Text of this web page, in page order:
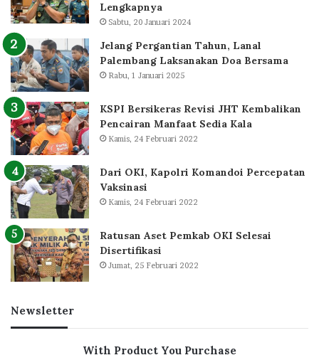
Lengkapnya
Sabtu, 20 Januari 2024
Jelang Pergantian Tahun, Lanal
Palembang Laksanakan Doa Bersama
Rabu, 1 Januari 2025
KSPI Bersikeras Revisi JHT Kembalikan
Pencairan Manfaat Sedia Kala
Kamis, 24 Februari 2022
Dari OKI, Kapolri Komandoi Percepatan
Vaksinasi
Kamis, 24 Februari 2022
Ratusan Aset Pemkab OKI Selesai
Disertifikasi
Jumat, 25 Februari 2022
Newsletter
With Product You Purchase